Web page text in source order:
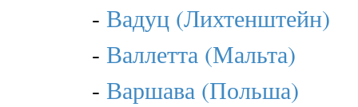
- Вадуц (Лихтенштейн)
- Валлетта (Мальта)
- Варшава (Польша)